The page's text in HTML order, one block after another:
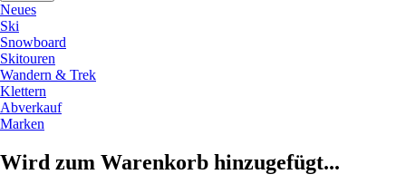
Neues
Ski
Snowboard
Skitouren
Wandern & Trek
Klettern
Abverkauf
Marken
Wird zum Warenkorb hinzugefügt...